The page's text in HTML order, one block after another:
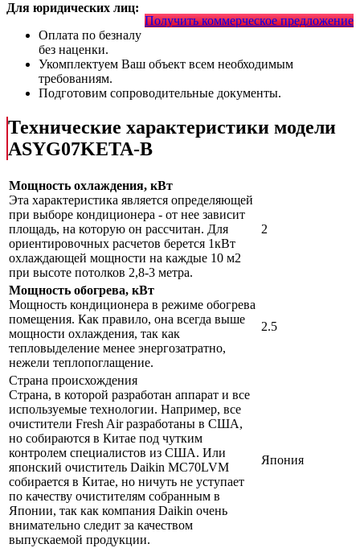
Получить коммерческое предложение
Для юридических лиц:
Оплата по безналу
без наценки.
Укомплектуем Ваш объект всем необходимым
требованиям.
Подготовим сопроводительные документы.
Технические характеристики модели
ASYG07KETA-B
Мощность охлаждения, кВт
Эта характеристика является определяющей
при выборе кондиционера - от нее зависит
площадь, на которую он рассчитан. Для
ориентировочных расчетов берется 1кВт
охлаждающей мощности на каждые 10 м2
при высоте потолков 2,8-3 метра.
2
Мощность обогрева, кВт
Мощность кондиционера в режиме обогрева
помещения. Как правило, она всегда выше
мощности охлаждения, так как
тепловыделение менее энергозатратно,
нежели теплопоглащение.
2.5
Страна происхождения
Страна, в которой разработан аппарат и все
используемые технологии. Например, все
очистители Fresh Air разработаны в США,
но собираются в Китае под чутким
контролем специалистов из США. Или
японский очиститель Daikin MC70LVM
собирается в Китае, но ничуть не уступает
по качеству очистителям собранным в
Японии, так как компания Daikin очень
внимательно следит за качеством
выпускаемой продукции.
Япония